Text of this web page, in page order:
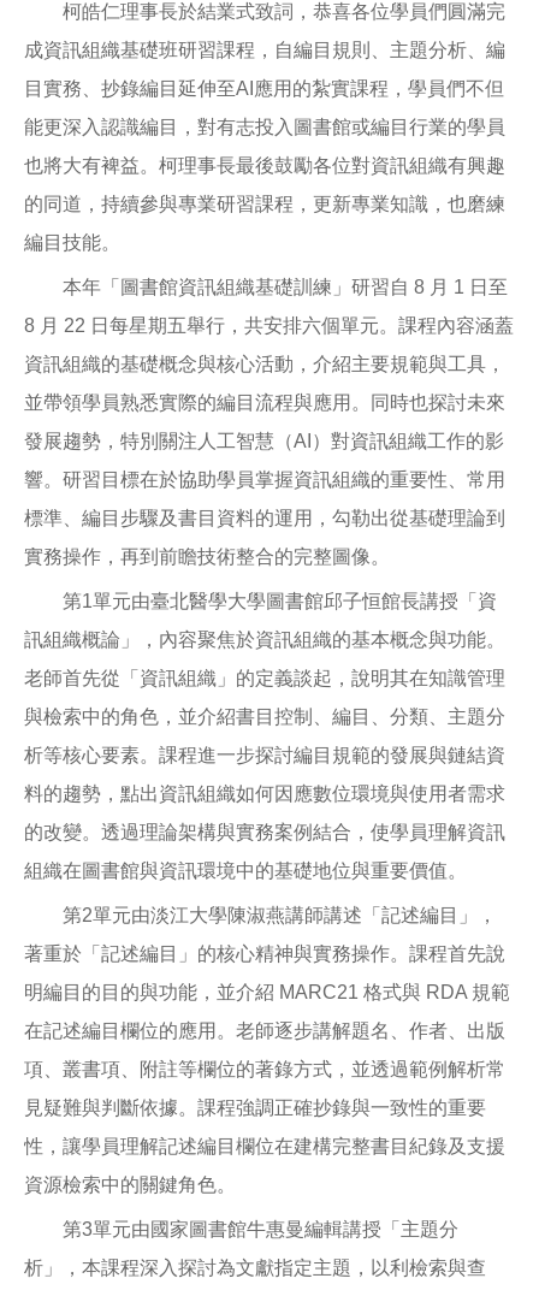
柯皓仁理事長於結業式致詞，恭喜各位學員們圓滿完
成資訊組織基礎班研習課程，自編目規則、主題分析、編
目實務、抄錄編目延伸至AI應用的紮實課程，學員們不但
能更深入認識編目，對有志投入圖書館或編目行業的學員
也將大有裨益。柯理事長最後鼓勵各位對資訊組織有興趣
的同道，持續參與專業研習課程，更新專業知識，也磨練
編目技能。
本年「圖書館資訊組織基礎訓練」研習自 8 月 1 日至
8 月 22 日每星期五舉行，共安排六個單元。課程內容涵蓋
資訊組織的基礎概念與核心活動，介紹主要規範與工具，
並帶領學員熟悉實際的編目流程與應用。同時也探討未來
發展趨勢，特別關注人工智慧（AI）對資訊組織工作的影
響。研習目標在於協助學員掌握資訊組織的重要性、常用
標準、編目步驟及書目資料的運用，勾勒出從基礎理論到
實務操作，再到前瞻技術整合的完整圖像。
第1單元由臺北醫學大學圖書館邱子恒館長講授「資
訊組織概論」，內容聚焦於資訊組織的基本概念與功能。
老師首先從「資訊組織」的定義談起，說明其在知識管理
與檢索中的角色，並介紹書目控制、編目、分類、主題分
析等核心要素。課程進一步探討編目規範的發展與鏈結資
料的趨勢，點出資訊組織如何因應數位環境與使用者需求
的改變。透過理論架構與實務案例結合，使學員理解資訊
組織在圖書館與資訊環境中的基礎地位與重要價值。
第2單元由淡江大學陳淑燕講師講述「記述編目」，
著重於「記述編目」的核心精神與實務操作。課程首先說
明編目的目的與功能，並介紹 MARC21 格式與 RDA 規範
在記述編目欄位的應用。老師逐步講解題名、作者、出版
項、叢書項、附註等欄位的著錄方式，並透過範例解析常
見疑難與判斷依據。課程強調正確抄錄與一致性的重要
性，讓學員理解記述編目欄位在建構完整書目紀錄及支援
資源檢索中的關鍵角色。
第3單元由國家圖書館牛惠曼編輯講授「主題分
析」，本課程深入探討為文獻指定主題，以利檢索與查